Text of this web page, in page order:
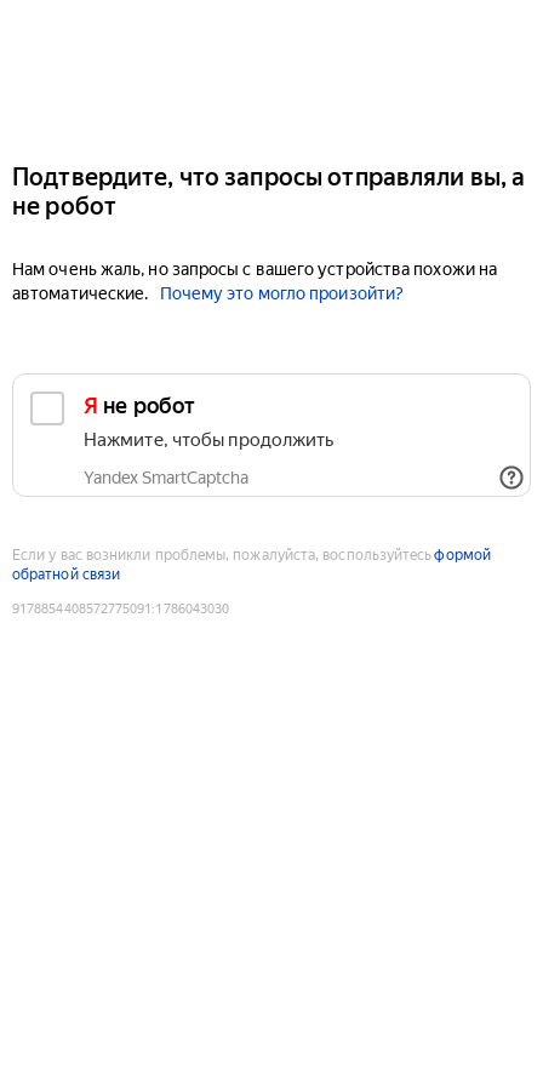
Подтвердите, что запросы отправляли вы, а
не робот
Нам очень жаль, но запросы с вашего устройства похожи на
автоматические.
Почему это могло произойти?
Я не робот
Нажмите, чтобы продолжить
Yandex SmartCaptcha
Если у вас возникли проблемы, пожалуйста, воспользуйтесьформой
обратной связи
9178854408572775091 :1786043030